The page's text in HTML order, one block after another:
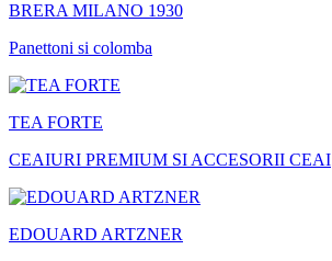
BRERA MILANO 1930
Panettoni si colomba
TEA FORTE
CEAIURI PREMIUM SI ACCESORII CEAI
EDOUARD ARTZNER